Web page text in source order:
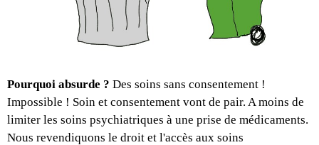
Pourquoi absurde ? Des soins sans consentement !
Impossible ! Soin et consentement vont de pair. A moins de
limiter les soins psychiatriques à une prise de médicaments.
Nous revendiquons le droit et l'accès aux soins